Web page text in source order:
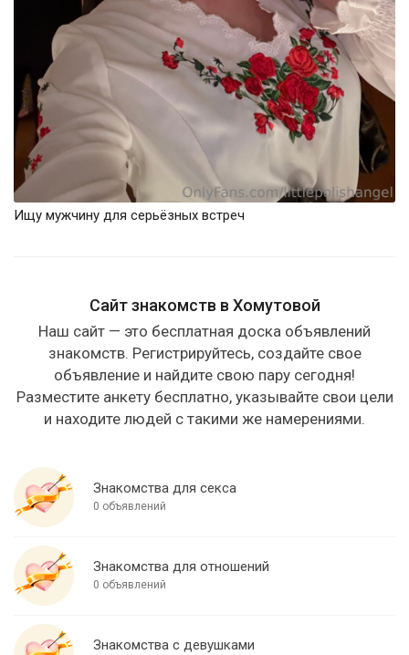
Ищу мужчину для серьёзных встреч
Сайт знакомств в Хомутовой
Наш сайт — это бесплатная доска объявлений
знакомств. Регистрируйтесь, создайте свое
объявление и найдите свою пару сегодня!
Разместите анкету бесплатно, указывайте свои цели
и находите людей с такими же намерениями.
Знакомства для секса
0 объявлений
Знакомства для отношений
0 объявлений
Знакомства с девушками